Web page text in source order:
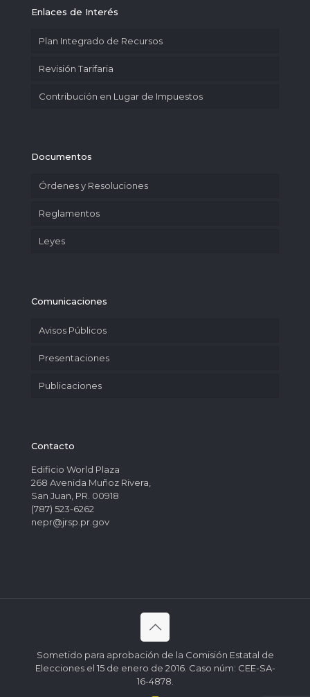
Enlaces de Interés
Plan Integrado de Recursos
Revisión Tarifaria
Contribución en Lugar de Impuestos
Documentos
Órdenes y Resoluciones
Reglamentos
Leyes
Comunicaciones
Avisos Públicos
Presentaciones
Publicaciones
Contacto
Edificio World Plaza
268 Avenida Muñoz Rivera,
San Juan, PR. 00918
(787) 523-6262
nepr@jrsp.pr.gov
Sometido para aprobación de la Comisión Estatal de
Elecciones el 15 de enero de 2016. Caso núm: CEE-SA-
16-4878.